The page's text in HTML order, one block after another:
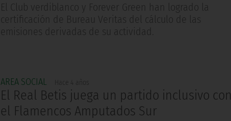
El Club verdiblanco y Forever Green han logrado la
certificación de Bureau Veritas del cálculo de las
emisiones derivadas de su actividad.
AREA SOCIAL Hace 4 años
El Real Betis juega un partido inclusivo con
el Flamencos Amputados Sur